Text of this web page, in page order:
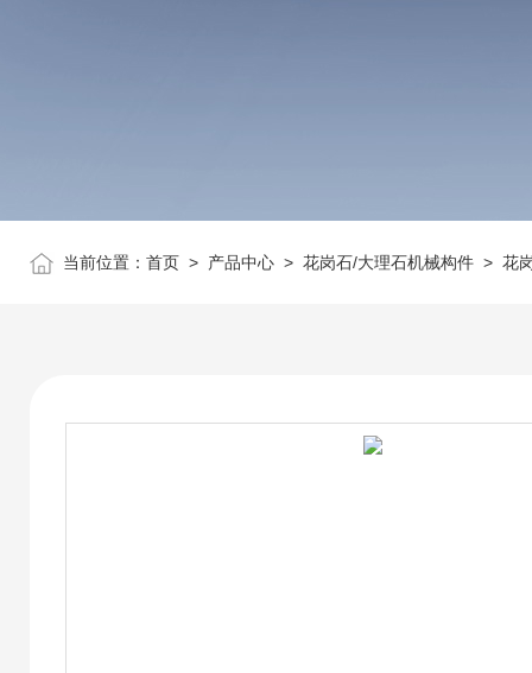
当前位置： 首页 > 产品中心 > 花岗石/大理石机械构件 > 花